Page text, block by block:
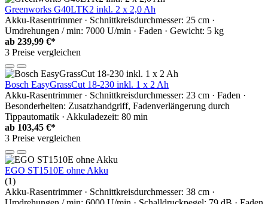
Greenworks G40LTK2 inkl. 2 x 2,0 Ah
Akku-Rasentrimmer · Schnittkreisdurchmesser: 25 cm ·
Umdrehungen / min: 7000 U/min · Faden · Gewicht: 5 kg
ab 239,99 €*
3 Preise vergleichen
Bosch EasyGrassCut 18-230 inkl. 1 x 2 Ah
Akku-Rasentrimmer · Schnittkreisdurchmesser: 23 cm · Faden ·
Besonderheiten: Zusatzhandgriff, Fadenverlängerung durch
Tippautomatik · Akkuladezeit: 80 min
ab 103,45 €*
3 Preise vergleichen
EGO ST1510E ohne Akku
(1)
Akku-Rasentrimmer · Schnittkreisdurchmesser: 38 cm ·